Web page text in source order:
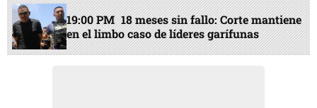
19:00 PM 18 meses sin fallo: Corte mantiene
en el limbo caso de líderes garífunas